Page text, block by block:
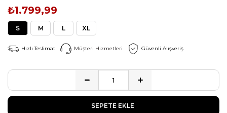
₺1.799,99
S M L XL
Hızlı Teslimat Müşteri Hizmetleri Güvenli Alışveriş